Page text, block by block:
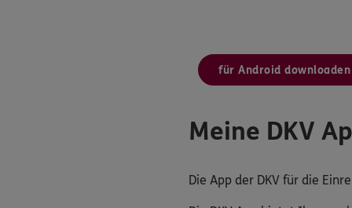
für Android downloaden
Meine DKV
Die App der DKV für die